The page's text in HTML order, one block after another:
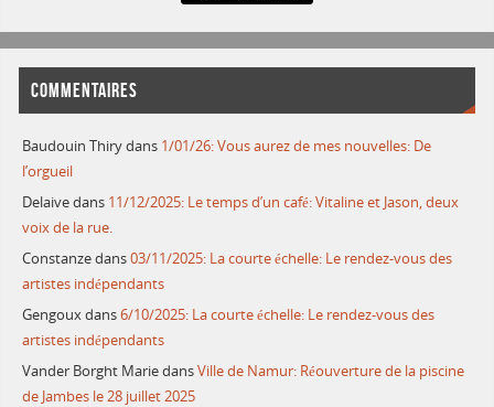
COMMENTAIRES
Baudouin Thirydans 1/01/26: Vous aurez de mes nouvelles: De
l’orgueil
Delaivedans 11/12/2025: Le temps d’un café: Vitaline et Jason, deux
voix de la rue.
Constanzedans03/11/2025: La courte échelle: Le rendez-vous des
artistes indépendants
Gengouxdans6/10/2025: La courte échelle: Le rendez-vous des
artistes indépendants
Vander Borght MariedansVille de Namur: Réouverture de la piscine
de Jambes le 28 juillet 2025